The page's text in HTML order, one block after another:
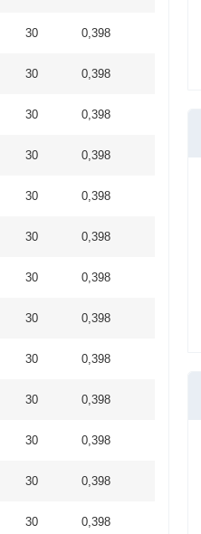
30 0,398
30 0,398
30 0,398
30 0,398
30 0,398
30 0,398
30 0,398
30 0,398
30 0,398
30 0,398
30 0,398
30 0,398
30 0,398